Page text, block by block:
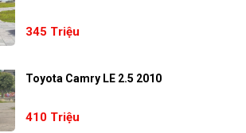
345 Triệu
Toyota Camry LE 2.5 2010
410 Triệu